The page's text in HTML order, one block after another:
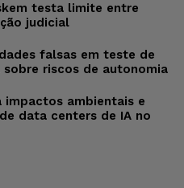
testa limite entre
judicial
falsas em teste de
sobre riscos de autonomia
impactos ambientais e
data centers de IA no